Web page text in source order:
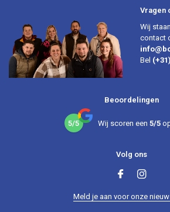
Vragen
Wij
contact
Bel
Beoordelingen
5/5 Wij scoren een 5/5
Volg ons
Meld je aan voor onze